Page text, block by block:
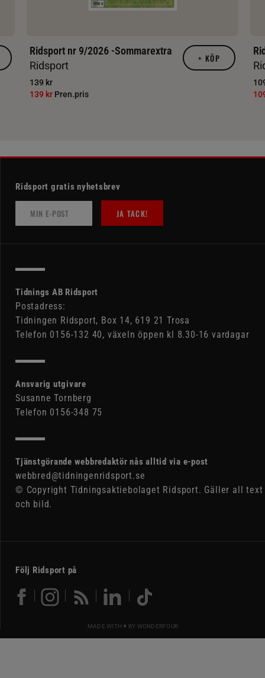
Ridsport nr 9/2026 -Sommarextra
Ridsport
139 kr
139 kr Pren.pris
+ KÖP
Ridsport gratis nyhetsbrev
JA TACK!
Tidnings AB Ridsport
Postadress:
Tidningen Ridsport, Box 14, 619 21 Trosa
Telefon 0156-132 40, växeln öppen kl 8.30-16 vardagar
Ansvarig utgivare
Susanne Tornberg
Telefon 0156-348 75
Tjänstgörande webbredaktör nås alltid via e-post
webbred@tidningenridsport.se
© Copyright Tidningsaktiebolaget Ridsport. Gäller all text
och bild.
Följ Ridsport på
MADE WITH ♥ BY WONDERFOUR